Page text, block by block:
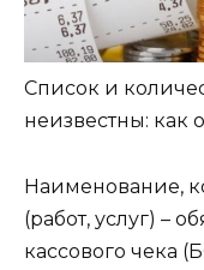
Список и
неизвестны: как
Наименование,
(работ, услуг) –
кассового чека